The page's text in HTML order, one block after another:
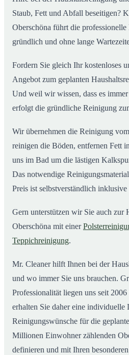
Staub, Fett und Abfall beseitigen?
Oberschöna führt die
gründlich und ohne lange
Fordern Sie gleich Ihr kostenloses
Angebot zum geplanten
Und weil wir wissen, dass es immer
erfolgt die gründliche Reinigung
Wir übernehmen die Reinigung
reinigen die Böden, entfernen Fett
uns im Bad um die lästigen
Das notwendige
Preis ist selbstverständlich
Gern unterstützen wir Sie auch zur
Oberschöna mit einer
Teppichreinigung.
Mr. Cleaner hilft Ihnen bei der
und wo immer Sie uns brauchen.
Professionalität liegen uns seit
erhalten Sie daher eine individuelle
Reinigungswünsche für die
Millionen Einwohner zählenden
definieren und mit Ihren